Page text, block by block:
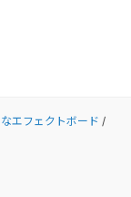
エフェクトボード /